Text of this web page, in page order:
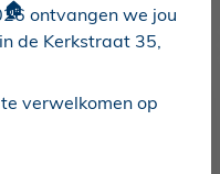
ontvangen we jou
de Kerkstraat 35,
verwelkomen op